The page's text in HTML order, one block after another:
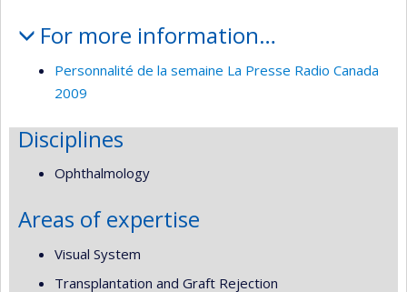
For more information…
Personnalité de la semaine La Presse Radio Canada
2009
Disciplines
Ophthalmology
Areas of expertise
Visual System
Transplantation and Graft Rejection